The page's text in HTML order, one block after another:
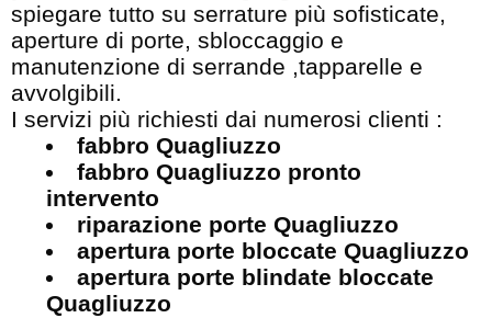
spiegare tutto su serrature più sofisticate,
aperture di porte, sbloccaggio e
manutenzione di serrande ,tapparelle e
avvolgibili.
I servizi più richiesti dai numerosi clienti :
fabbro Quagliuzzo
fabbro Quagliuzzo pronto
intervento
riparazione porte Quagliuzzo
apertura porte bloccate Quagliuzzo
apertura porte blindate bloccate
Quagliuzzo